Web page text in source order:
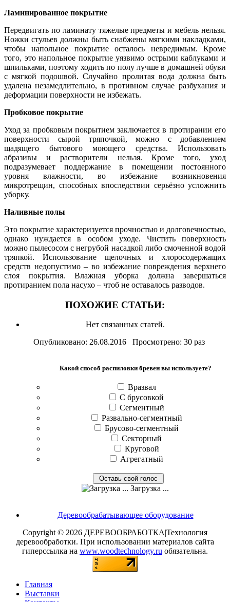
Ламинированное покрытие
Передвигать по ламинату тяжелые предметы и мебель нельзя.
Ножки стульев должны быть снабжены мягкими накладками,
чтобы напольное покрытие осталось невредимым. Кроме
того, это напольное покрытие уязвимо острыми каблуками и
шпильками, поэтому ходить по полу лучше в домашней обуви
с мягкой подошвой. Случайно пролитая вода должна быть
удалена незамедлительно, в противном случае разбухания и
деформации поверхности не избежать.
Пробковое покрытие
Уход за пробковым покрытием заключается в протирании его
поверхности сырой тряпочкой, можно с добавлением
щадящего бытового моющего средства. Использовать
абразивы и растворители нельзя. Кроме того, уход
подразумевает поддержание в помещении постоянного
уровня влажности, во избежание возникновения
микротрещин, способных впоследствии серьёзно усложнить
уборку.
Наливные полы
Это покрытие характеризуется прочностью и долговечностью,
однако нуждается в особом уходе. Чистить поверхность
можно пылесосом с негрубой насадкой либо смоченной водой
тряпкой. Использование щелочных и хлоросодержащих
средств недопустимо – во избежание повреждения верхнего
слоя покрытия. Влажная уборка должна завершаться
протиранием пола насухо – чтоб не оставалось разводов.
ПОХОЖИЕ СТАТЬИ:
Нет связанных статей.
Опубликовано: 26.08.2016 Просмотрено: 30 раз
Какой способ распиловки бревен вы используете?
Вразвал
С брусовкой
Сегментный
Развально-сегментный
Брусово-сегментный
Секторный
Круговой
Агрегатный
Загрузка ...
Деревообрабатывающее оборудование
Copyright © 2026 ДЕРЕВООБРАБОТКА|Технология
деревообработки. При использовании материалов сайта
гиперссылка на www.woodtechnology.ru обязательна.
Главная
Выставки